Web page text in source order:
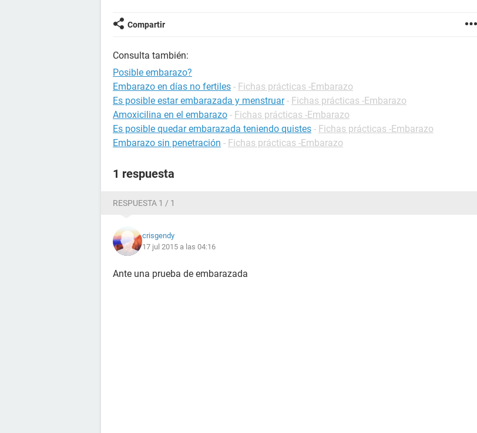
Compartir
Consulta también:
Posible embarazo?
Embarazo en días no fertiles - Fichas prácticas -Embarazo
Es posible estar embarazada y menstruar - Fichas prácticas -Embarazo
Amoxicilina en el embarazo - Fichas prácticas -Embarazo
Es posible quedar embarazada teniendo quistes - Fichas prácticas -Embarazo
Embarazo sin penetración - Fichas prácticas -Embarazo
1 respuesta
RESPUESTA 1 / 1
crisgendy
17 jul 2015 a las 04:16
Ante una prueba de embarazada